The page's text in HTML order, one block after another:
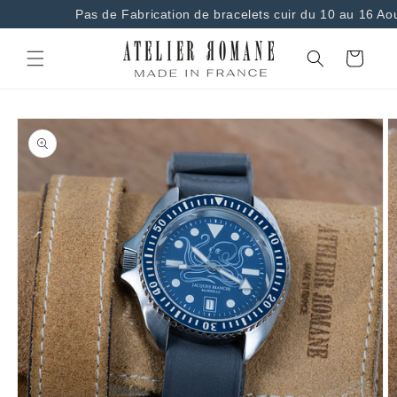
Pas de Fabrication de bracelets cuir du 10 au 16
contenu
Panier
Passer aux
informations
produits